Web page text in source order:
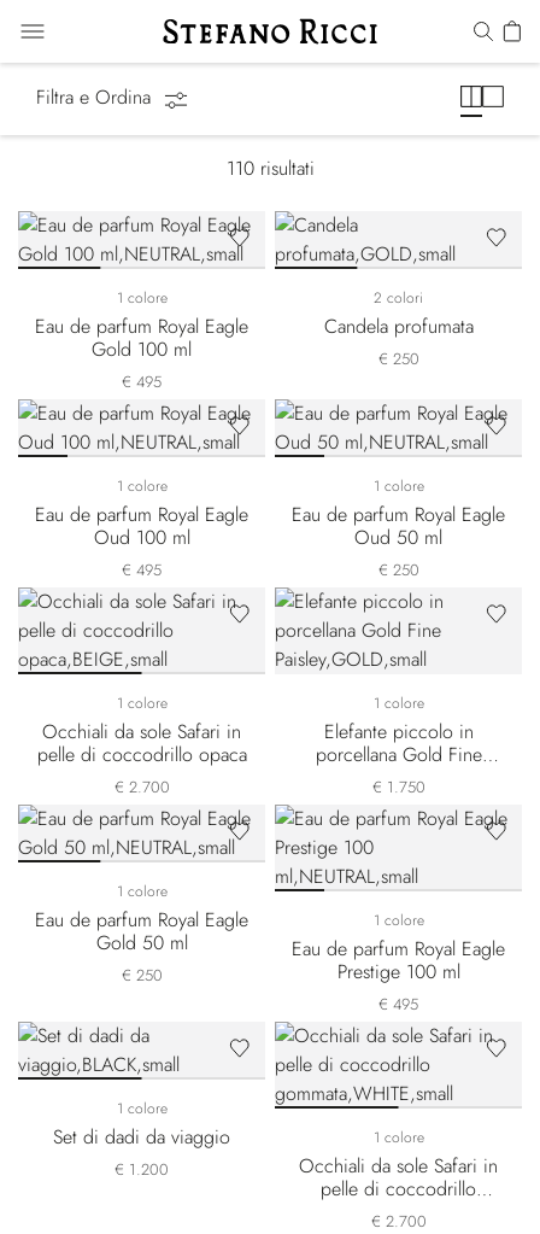
Filtra e Ordina
110 risultati
1 colore
Eau de parfum Royal Eagle
Gold 100 ml
€ 495
2 colori
Candela profumata
€ 250
1 colore
Eau de parfum Royal Eagle
Oud 100 ml
€ 495
1 colore
Eau de parfum Royal Eagle
Oud 50 ml
€ 250
1 colore
Occhiali da sole Safari in
pelle di coccodrillo opaca
€ 2.700
1 colore
Elefante piccolo in
porcellana Gold Fine
Paisley
€ 1.750
1 colore
Eau de parfum Royal Eagle
Gold 50 ml
€ 250
1 colore
Eau de parfum Royal Eagle
Prestige 100 ml
€ 495
1 colore
Set di dadi da viaggio
€ 1.200
1 colore
Occhiali da sole Safari in
pelle di coccodrillo
gommata
€ 2.700